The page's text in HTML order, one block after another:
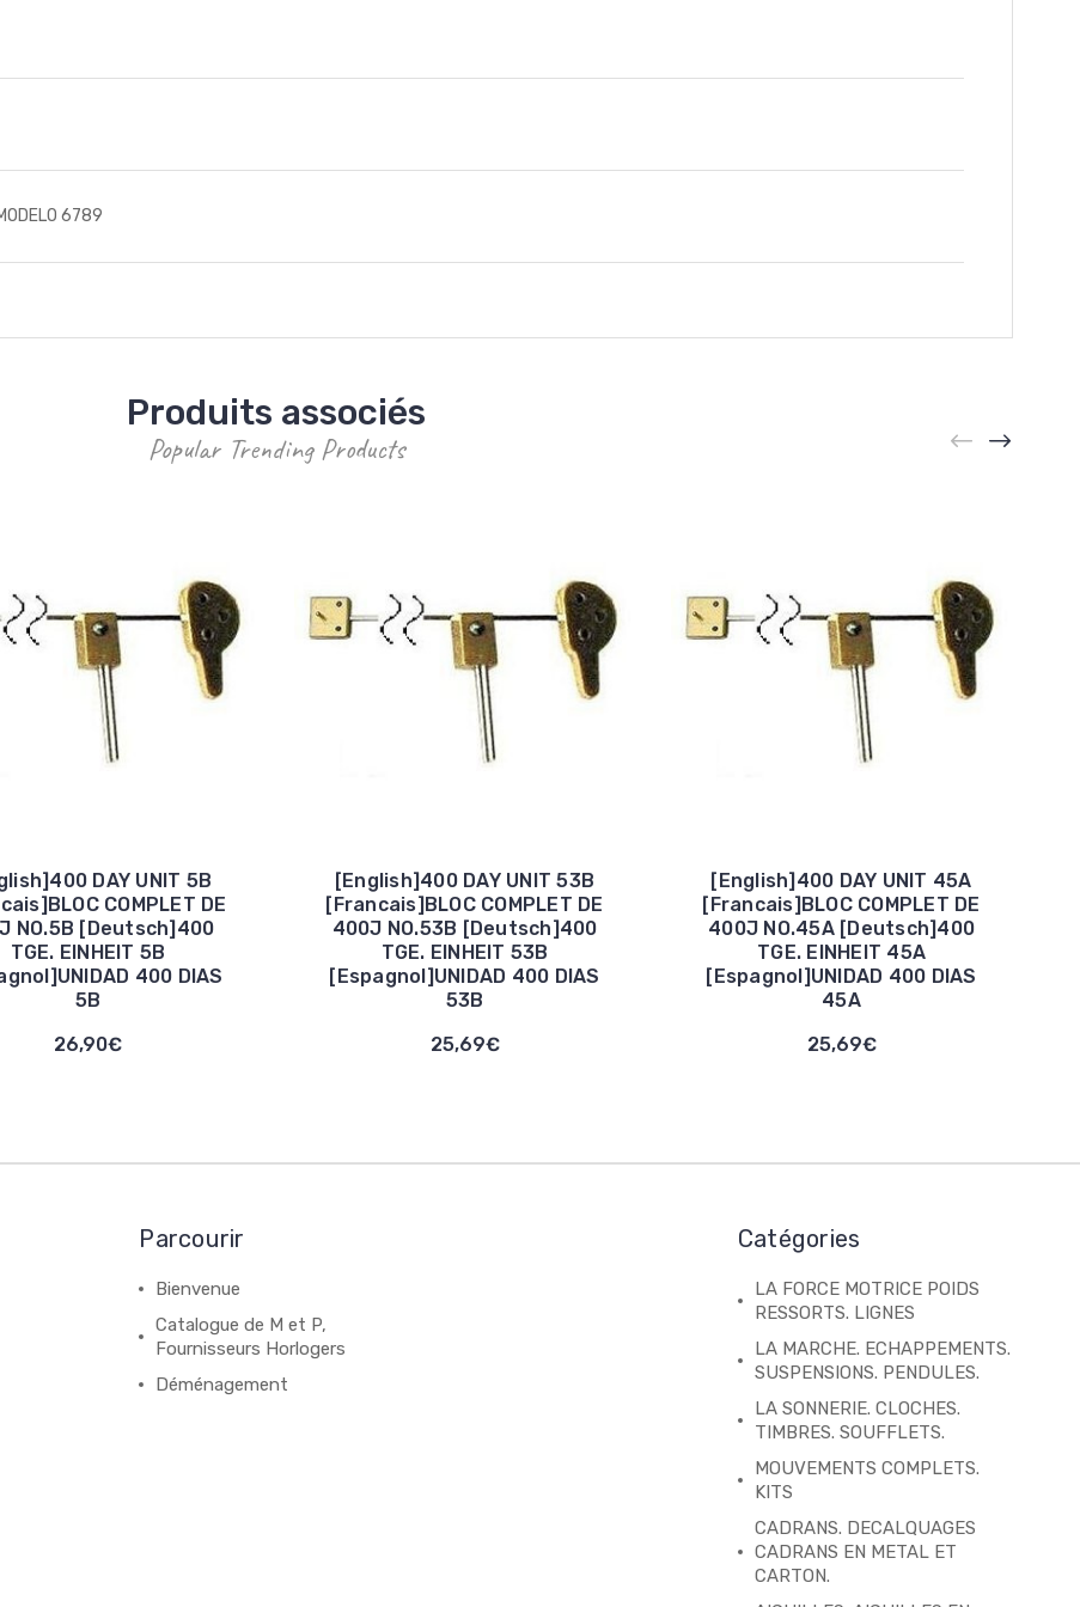
6789
Produits associés
Popular Trending Products
DAY UNIT 5B
COMPLET DE
NO.5B [Deutsch]400
TGE. EINHEIT 5B
400 DIAS
5B
26,90€
[English]400 DAY UNIT 53B
[Francais]BLOC COMPLET DE
400J NO.53B [Deutsch]400
TGE. EINHEIT 53B
[Espagnol]UNIDAD 400 DIAS
53B
25,69€
[English]400 DAY UNIT 45A
[Francais]BLOC COMPLET DE
400J NO.45A [Deutsch]400
TGE. EINHEIT 45A
[Espagnol]UNIDAD 400 DIAS
45A
25,69€
Parcourir
Bienvenue
Catalogue de M et P,
Fournisseurs Horlogers
Déménagement
Catégories
LA FORCE MOTRICE POIDS
RESSORTS. LIGNES
LA MARCHE. ECHAPPEMENTS.
SUSPENSIONS. PENDULES.
LA SONNERIE. CLOCHES.
TIMBRES. SOUFFLETS.
MOUVEMENTS COMPLETS.
KITS
CADRANS. DECALQUAGES
CADRANS EN METAL ET
CARTON.